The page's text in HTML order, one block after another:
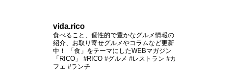
vida.rico
食べること、個性的で豊かなグルメ情報の
紹介、お取り寄せグルメやコラムなど更新
中！
「食」をテーマにしたWEBマガジン
「RICO」
#RICO #グルメ #レストラン #カ
フェ #ランチ